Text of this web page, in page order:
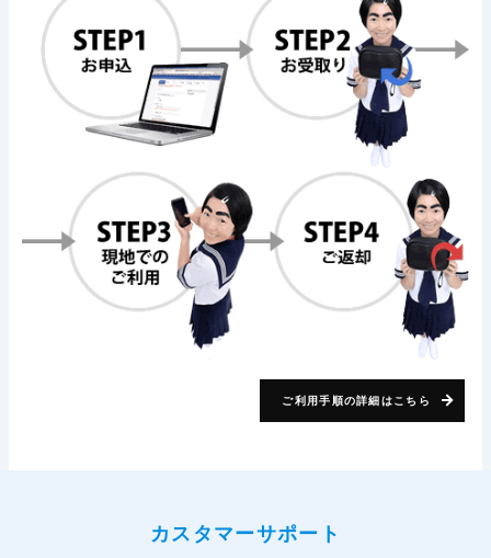
ご利用手順の詳細はこちら
カスタマーサポート